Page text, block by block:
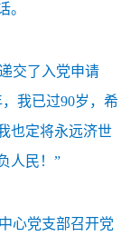
。
交了入党申请
我已过90岁，希
也定将永远济世
人民！”
心党支部召开党